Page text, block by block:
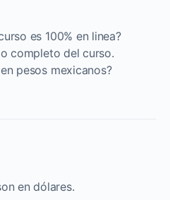
es 100% en linea?
completo del curso.
pesos mexicanos?
en dólares.